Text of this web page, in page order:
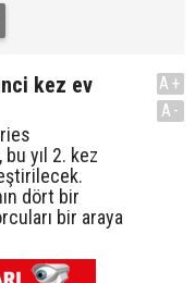
kez ev
yıl 2. kez
dört bir
bir araya
A+
A-